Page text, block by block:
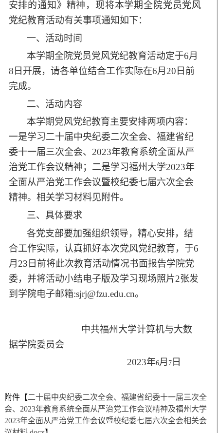
安排的通知》精神，现将本学期全院党员党风
党纪教育活动有关事项通知如下：
一、活动时间
本学期全院党员党风党纪教育活动定于6月
8日开展，请各单位结合工作实际在6月20日前
完成。
二、活动内容
本学期党风党纪教育主要安排两项内容：
一是学习二十届中央纪委二次全会、福建省纪
委十一届三次全会、2023年教育系统全面从严
治党工作会议精神；二是学习福州大学2023年
全面从严治党工作会议暨校纪委七届六次全会
精神。相关学习材料见附件。
三、具体要求
各党支部要加强组织领导，精心安排，结
合工作实际，认真抓好本次党风党纪教育，于6
月23日前将此次教育活动情况书面报告学院党
委，并将活动小结电子版及学习现场照片2张发
到学院电子邮箱:sjrj@fzu.edu.cn。
中共福州大学计算机与大数
据学院委员会
2023年6月 7日
附件【二十届中央纪委二次全会、福建省纪委十一届三次全
会、2023年教育系统全面从严治党工作会议精神及福州大学
2023年全面从严治党工作会议暨校纪委七届六次全会相关会